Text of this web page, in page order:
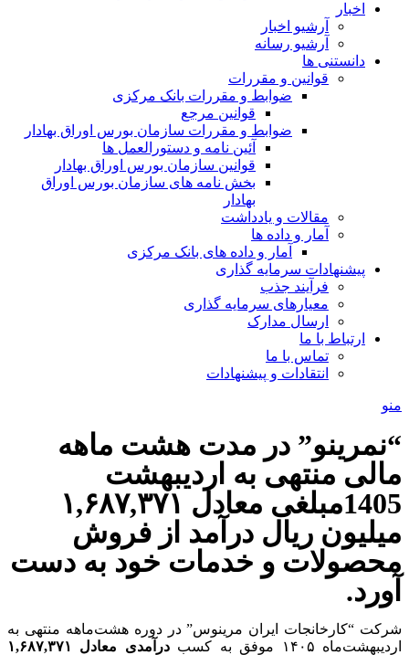
اخبار
آرشیو اخبار
آرشیو رسانه
دانستنی ها
قوانین و مقررات
ضوابط و مقررات بانک مرکزی
قوانين مرجع
ضوابط و مقررات سازمان بورس اوراق بهادار
آئین نامه و دستورالعمل ها
قوانین سازمان بورس اوراق بهادار
بخش نامه های سازمان بورس اوراق
بهادار
مقالات و یادداشت
آمار و داده ها
آمار و داده های بانک مرکزی
پیشنهادات سرمایه گذاری
فرآیند جذب
معیارهای سرمایه گذاری
ارسال مدارک
ارتباط با ما
تماس با ما
انتقادات و پیشنهادات
منو
“نمرینو” در مدت هشت ماهه
مالی منتهی به اردیبهشت
1405مبلغی معادل ۱,۶۸۷,۳۷۱
میلیون ریال درآمد از فروش
محصولات و خدمات خود به دست
آورد.
شرکت “کارخانجات ایران مرینوس” در دوره هشت‌ماهه منتهی به
اردیبهشت‌ماه ۱۴۰۵ موفق به کسب
درآمدی معادل ۱,۶۸۷,۳۷۱